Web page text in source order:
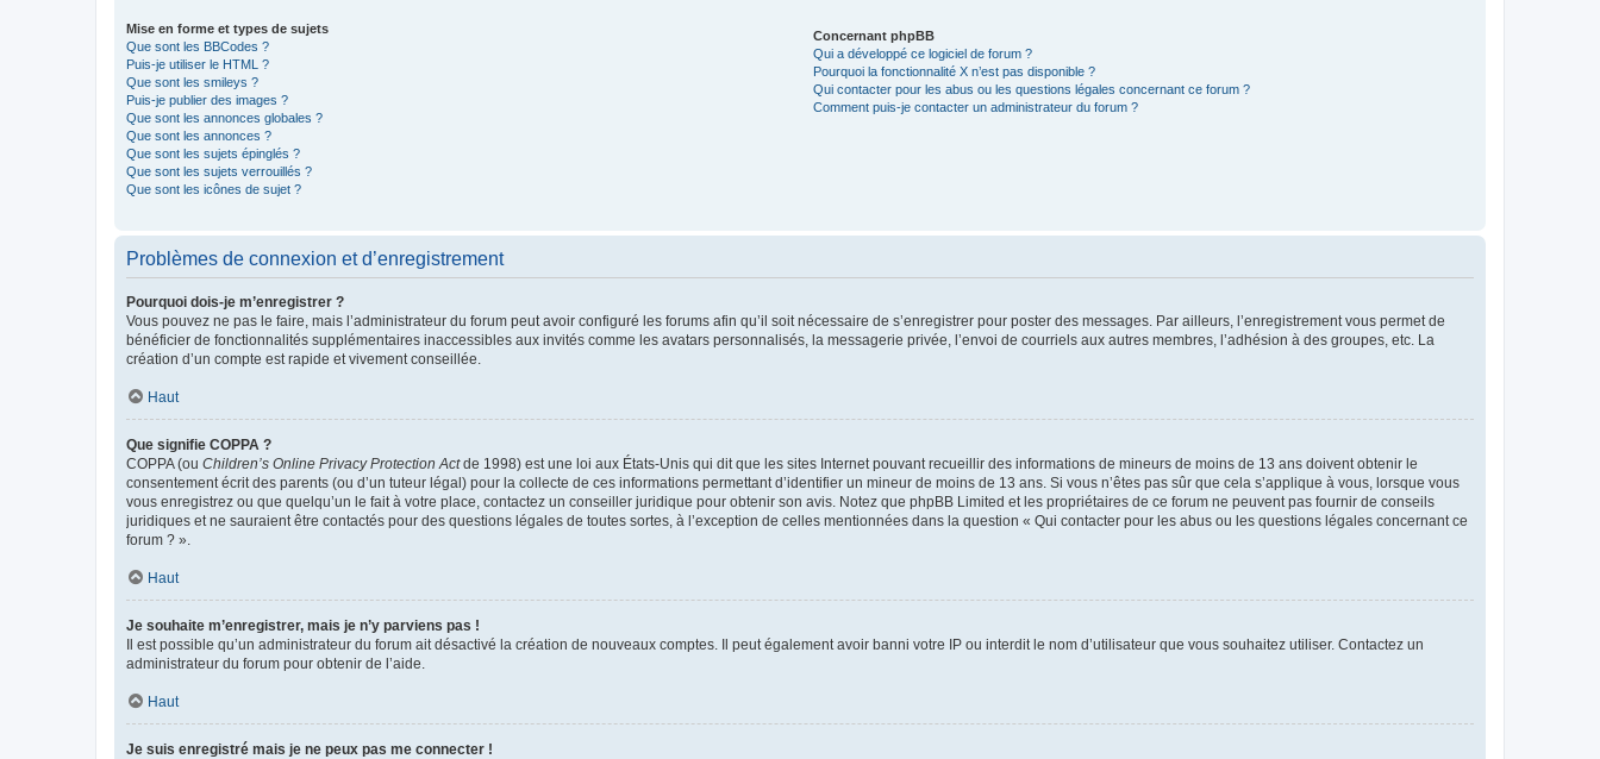
Mise en forme et types de sujets
Que sont les BBCodes ?
Puis-je utiliser le HTML ?
Que sont les smileys ?
Puis-je publier des images ?
Que sont les annonces globales ?
Que sont les annonces ?
Que sont les sujets épinglés ?
Que sont les sujets verrouillés ?
Que sont les icônes de sujet ?
Concernant phpBB
Qui a développé ce logiciel de forum ?
Pourquoi la fonctionnalité X n’est pas disponible ?
Qui contacter pour les abus ou les questions légales concernant ce forum ?
Comment puis-je contacter un administrateur du forum ?
Problèmes de connexion et d’enregistrement
Pourquoi dois-je m’enregistrer ?
Vous pouvez ne pas le faire, mais l’administrateur du forum peut avoir configuré les forums afin qu’il soit nécessaire de s’enregistrer pour poster des messages. Par ailleurs, l’enregistrement vous permet de
bénéficier de fonctionnalités supplémentaires inaccessibles aux invités comme les avatars personnalisés, la messagerie privée, l’envoi de courriels aux autres membres, l’adhésion à des groupes, etc. La
création d’un compte est rapide et vivement conseillée.
Haut
Que signifie COPPA ?
COPPA (ou Children’s Online Privacy Protection Actde 1998) est une loi aux États-Unis qui dit que les sites Internet pouvant recueillir des informations de mineurs de moins de 13 ans doivent obtenir le
consentement écrit des parents (ou d’un tuteur légal) pour la collecte de ces informations permettant d’identifier un mineur de moins de 13 ans. Si vous n’êtes pas sûr que cela s’applique à vous, lorsque vous
vous enregistrez ou que quelqu’un le fait à votre place, contactez un conseiller juridique pour obtenir son avis. Notez que phpBB Limited et les propriétaires de ce forum ne peuvent pas fournir de conseils
juridiques et ne sauraient être contactés pour des questions légales de toutes sortes, à l’exception de celles mentionnées dans la question « Qui contacter pour les abus ou les questions légales concernant ce
forum ? ».
Haut
Je souhaite m’enregistrer, mais je n’y parviens pas !
Il est possible qu’un administrateur du forum ait désactivé la création de nouveaux comptes. Il peut également avoir banni votre IP ou interdit le nom d’utilisateur que vous souhaitez utiliser. Contactez un
administrateur du forum pour obtenir de l’aide.
Haut
Je suis enregistré mais je ne peux pas me connecter !